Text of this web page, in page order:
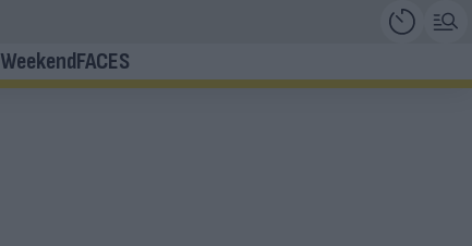
WeekendFACES